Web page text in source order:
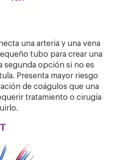
una arteria y una vena
tubo para crear una
segunda opción si no es
Presenta mayor riesgo
de coágulos que una
tratamiento o cirugía